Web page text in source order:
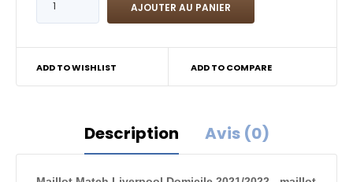
ADD TO WISHLIST ADD TO COMPARE
Description Avis (0)